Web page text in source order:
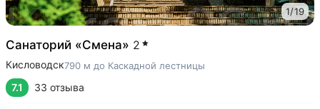
1/19
Санаторий «Смена» 2
Кисловодск790 м до Каскадной лестницы
7.1 33 отзыва